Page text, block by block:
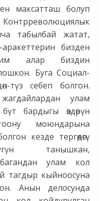
максатташ болуп
Контрреволюциялык
табылбай жатат,
бизден
алар биздин
Буга Социал-
түз себеп болгон.
улам
бардыгы өздөрүн
моюндарына
кезде тер­гөөдөгү
танышкан,
улам кол
тагдыр кыйноосуна
Анын делосунда